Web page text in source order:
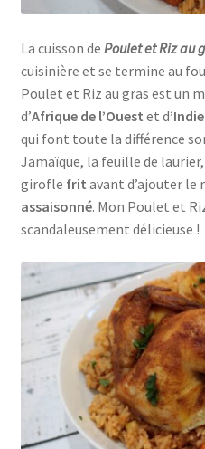
La cuisson de Poulet et Riz au
cuisinière et se termine au
Poulet et Riz au gras est un
d’Afrique de l’Ouest et d
qui font toute la différence
Jamaïque, la feuille de
girofle frit avant d’ajouter le
assaisonné. Mon Poulet et
scandaleusement délicieuse !